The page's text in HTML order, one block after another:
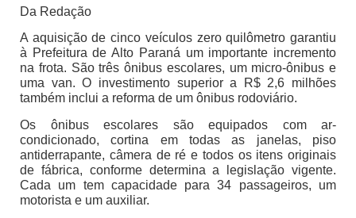
Da Redação
A aquisição de cinco veículos zero quilômetro garantiu
à Prefeitura de Alto Paraná um importante incremento
na frota. São três ônibus escolares, um micro-ônibus e
uma van. O investimento superior a R$ 2,6 milhões
também inclui a reforma de um ônibus rodoviário.
Os ônibus escolares são equipados com ar-
condicionado, cortina em todas as janelas, piso
antiderrapante, câmera de ré e todos os itens originais
de fábrica, conforme determina a legislação vigente.
Cada um tem capacidade para 34 passageiros, um
motorista e um auxiliar.